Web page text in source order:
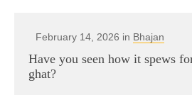
धन बानी …
बरसेला अमरित धार हो, गुरु जी तोहरी
February 14, 2026 in Bhajan
Have you seen how it spews
ghat?